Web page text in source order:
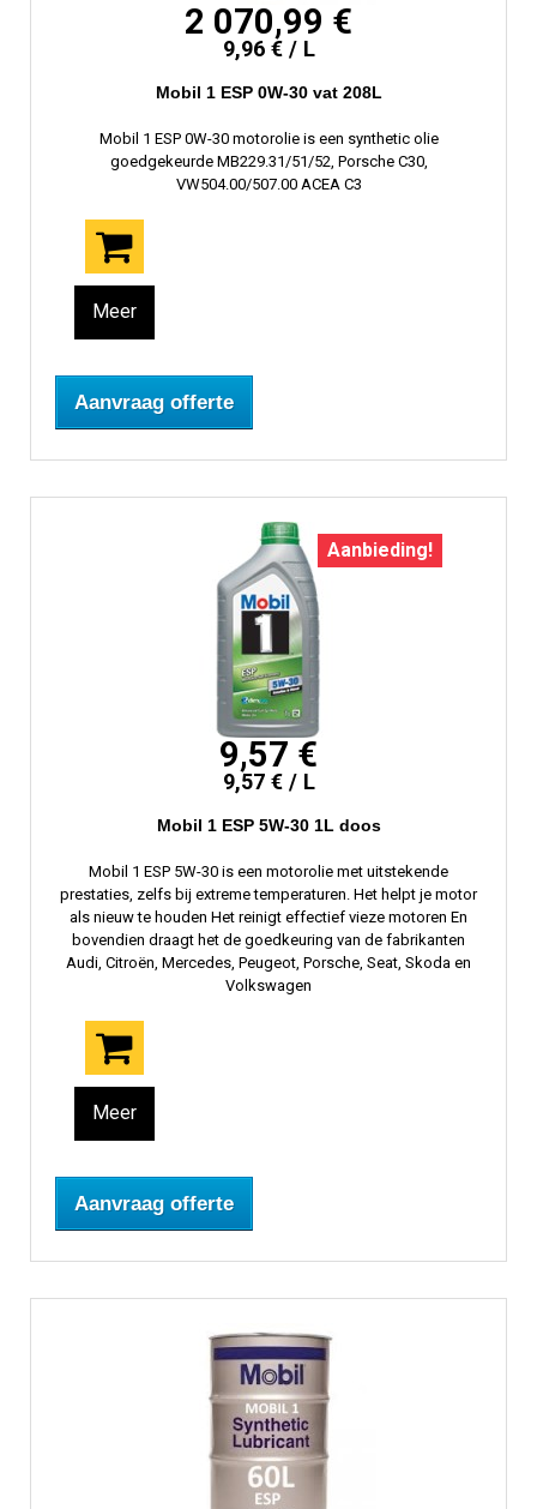
2 070,99 €
9,96 € / L
Mobil 1 ESP 0W-30 vat 208L
Mobil 1 ESP 0W-30 motorolie is een synthetic olie
goedgekeurde MB229.31/51/52, Porsche C30,
VW504.00/507.00 ACEA C3
Meer
Aanvraag offerte
Aanbieding!
9,57 €
9,57 € / L
Mobil 1 ESP 5W-30 1L doos
Mobil 1 ESP 5W-30 is een motorolie met uitstekende
prestaties, zelfs bij extreme temperaturen. Het helpt je motor
als nieuw te houden Het reinigt effectief vieze motoren En
bovendien draagt ​​het de goedkeuring van de fabrikanten
Audi, Citroën, Mercedes, Peugeot, Porsche, Seat, Skoda en
Volkswagen
Meer
Aanvraag offerte